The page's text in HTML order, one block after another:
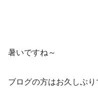
暑いですね～
ブログの方はお久しぶり